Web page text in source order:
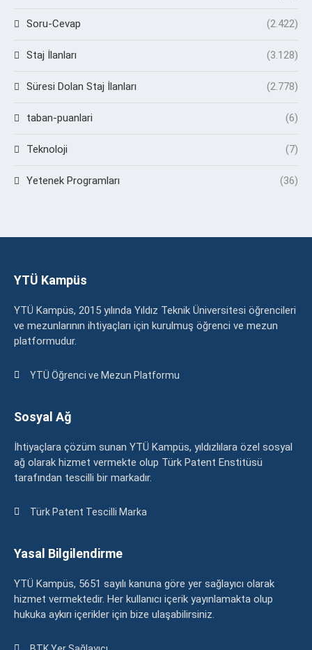
Soru-Cevap (2.422)
Staj İlanları (3.128)
Süresi Dolan Staj İlanları (2.778)
taban-puanlari (6)
Teknoloji (7)
Yetenek Programları (36)
YTÜ Kampüs
YTÜ Kampüs, 2015 yılında Yıldız Teknik Üniversitesi öğrencileri
ve mezunlarının ihtiyaçları için kurulmuş öğrenci ve mezun
platformudur.
YTÜ Öğrenci ve Mezun Platformu
Sosyal Ağ
İhtiyaçlara çözüm sunan YTÜ Kampüs, yıldızlılara özel sosyal
ağ olarak hizmet vermekte olup Türk Patent Enstitüsü
tarafından tescilli bir markadır.
Türk Patent Tescilli Marka
Yasal Bilgilendirme
YTÜ Kampüs, 5651 sayılı kanuna göre yer sağlayıcı olarak
hizmet vermektedir. Her kullanıcı içerik yayınlamakta olup
hukuka aykırı içerikler için bize ulaşabilirsiniz.